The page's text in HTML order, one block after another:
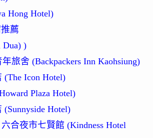
Hong Hotel)
薦
Dua) )
旅舍 (Backpackers Inn Kaohsiung)
Icon Hotel)
Plaza Hotel)
Hotel)
合夜市七賢館 (Kindness Hotel